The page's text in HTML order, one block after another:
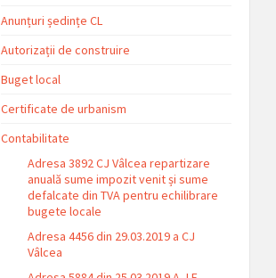
Anunțuri ședințe CL
Autorizații de construire
Buget local
Certificate de urbanism
Contabilitate
Adresa 3892 CJ Vâlcea repartizare
anuală sume impozit venit și sume
defalcate din TVA pentru echilibrare
bugete locale
Adresa 4456 din 29.03.2019 a CJ
Vâlcea